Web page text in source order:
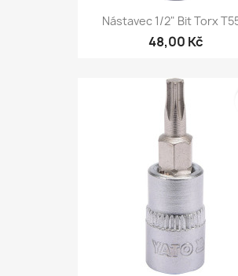
Nástavec 1/2" Bit Torx
48,00 Kč